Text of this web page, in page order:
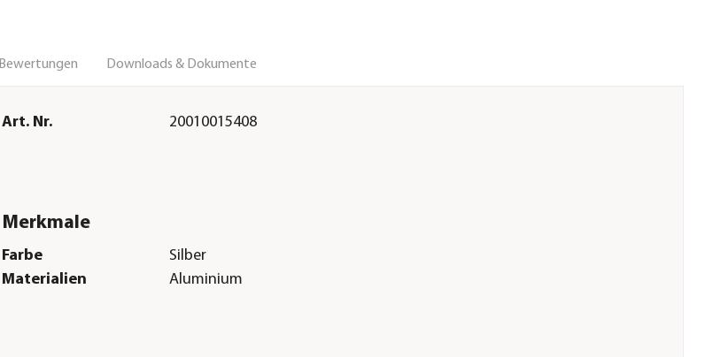
Bewertungen Downloads & Dokumente
Art. Nr. 20010015408
Merkmale
Farbe
Silber
Materialien
Aluminium